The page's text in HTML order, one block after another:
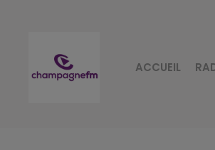
ACCUEIL